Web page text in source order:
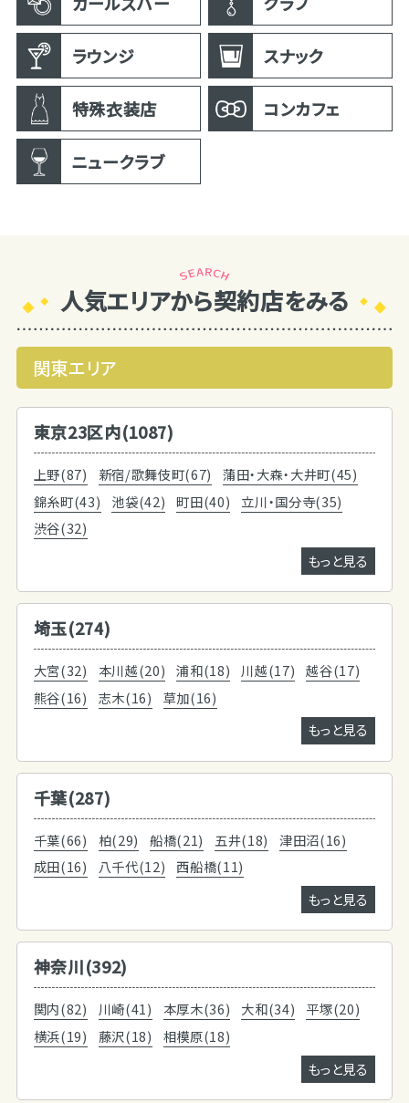
ラウンジ スナック
特殊衣装店 コンカフェ
ニュークラブ
人気エリアから契約店をみる
関東エリア
東京23区内(1087)
上野(87) 新宿/歌舞伎町(67)
蒲田・大森・大井町(45)
錦糸町(43)
池袋(42) 町田(40)
立川・国分寺(35)
渋谷(32)
もっと見る
埼玉(274)
大宮(32) 本川越(20) 浦和(18) 川越(17)
越谷(17)
熊谷(16)
志木(16)
草加(16)
もっと見る
千葉(287)
千葉(66) 柏(29) 船橋(21) 五井(18)
津田沼(16)
成田(16)
八千代(12)
西船橋(11)
もっと見る
神奈川(392)
関内(82) 川崎(41) 本厚木(36) 大和(34)
平塚(20)
横浜(19)
藤沢(18)
相模原(18)
もっと見る